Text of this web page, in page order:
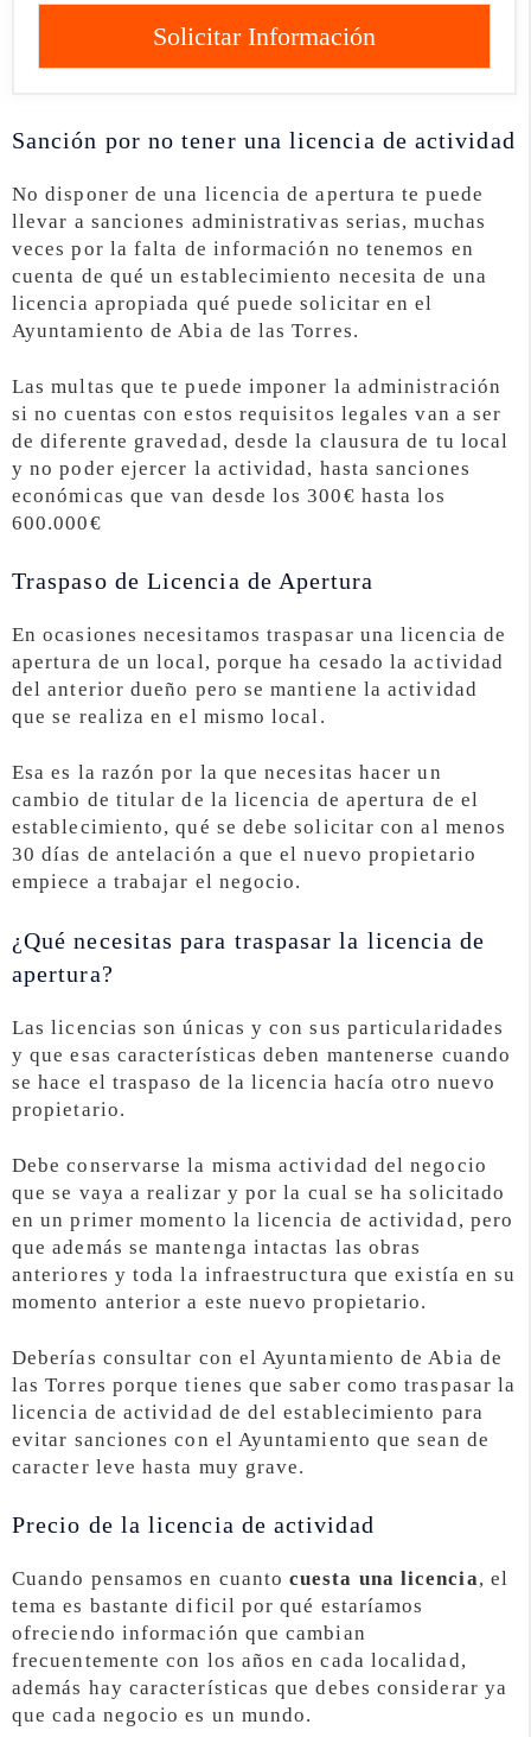
Solicitar Información
Sanción por no tener una licencia de actividad
No disponer de una licencia de apertura te puede
llevar a sanciones administrativas serias, muchas
veces por la falta de información no tenemos en
cuenta de qué un establecimiento necesita de una
licencia apropiada qué puede solicitar en el
Ayuntamiento de Abia de las Torres.
Las multas que te puede imponer la administración
si no cuentas con estos requisitos legales van a ser
de diferente gravedad, desde la clausura de tu local
y no poder ejercer la actividad, hasta sanciones
económicas que van desde los 300€ hasta los
600.000€
Traspaso de Licencia de Apertura
En ocasiones necesitamos traspasar una licencia de
apertura de un local, porque ha cesado la actividad
del anterior dueño pero se mantiene la actividad
que se realiza en el mismo local.
Esa es la razón por la que necesitas hacer un
cambio de titular de la licencia de apertura de el
establecimiento, qué se debe solicitar con al menos
30 días de antelación a que el nuevo propietario
empiece a trabajar el negocio.
¿Qué necesitas para traspasar la licencia de
apertura?
Las licencias son únicas y con sus particularidades
y que esas características deben mantenerse cuando
se hace el traspaso de la licencia hacía otro nuevo
propietario.
Debe conservarse la misma actividad del negocio
que se vaya a realizar y por la cual se ha solicitado
en un primer momento la licencia de actividad, pero
que además se mantenga intactas las obras
anteriores y toda la infraestructura que existía en su
momento anterior a este nuevo propietario.
Deberías consultar con el Ayuntamiento de Abia de
las Torres porque tienes que saber como traspasar la
licencia de actividad de del establecimiento para
evitar sanciones con el Ayuntamiento que sean de
caracter leve hasta muy grave.
Precio de la licencia de actividad
Cuando pensamos en cuantocuesta una licencia, el
tema es bastante dificil por qué estaríamos
ofreciendo información que cambian
frecuentemente con los años en cada localidad,
además hay características que debes considerar ya
que cada negocio es un mundo.